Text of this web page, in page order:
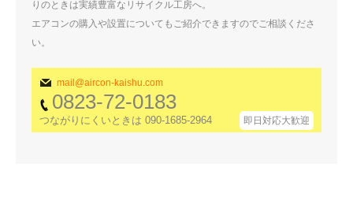
りのときは実績豊富なリサイクル工房へ。
エアコンの購入や設置についてもご紹介できますのでご相談くださ
い。
mail@aircon-kaishu.com
0823-72-0183
つながりにくいときは 090-1685-2964 即日対応大歓迎